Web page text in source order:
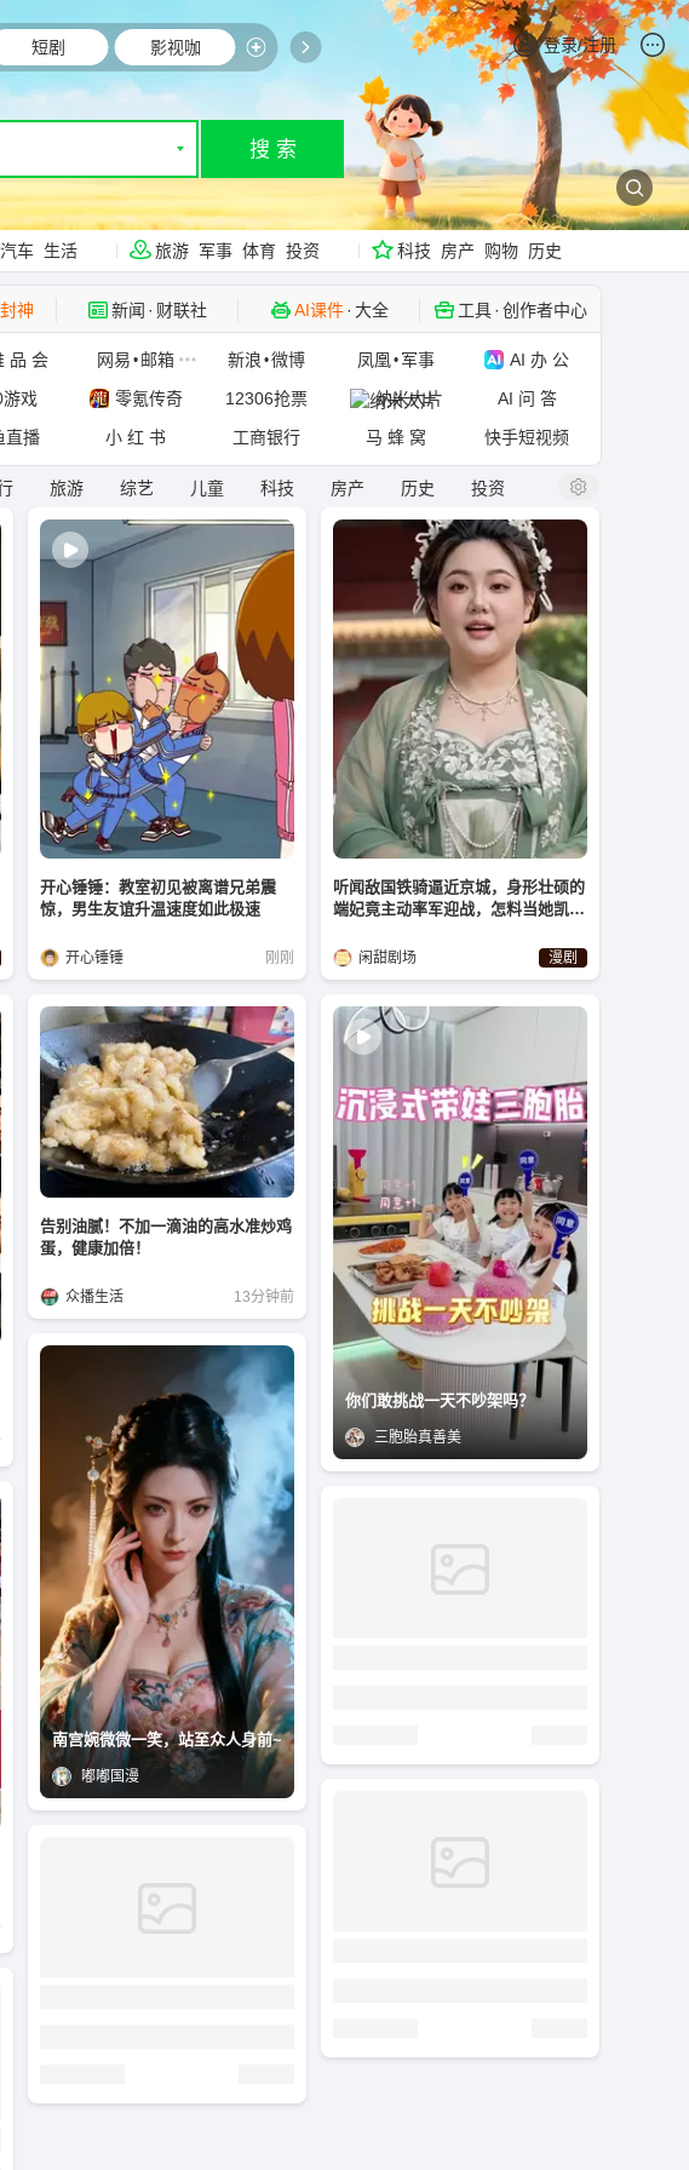
短剧 影视咖 小说 股票 热搜榜 AI
▼ 搜 索
登录/注册
汽车 生活 旅游 军事 体育 投资 科技 房产 购物 历史
神 新闻 · 财联社 AI课件 · 大全 工具· 创作者中心
社区· 豆瓣读书
品 会 网易 • 邮箱 新浪 •微博 凤凰• 军事
AI 办 公
戏 零氪传奇 12306抢票 纳米大片
AI 问 答
直播 小 红 书 工商银行 马 蜂 窝 快手短视频
旅游 综艺 儿童 科技 房产 历史
投资
开心锤锤：教室初见被离谱兄弟震
惊，男生友谊升温速度如此极速
开心锤锤 刚刚
听闻敌国铁骑逼近京城，身形壮硕的
端妃竟主动率军迎战，怎料当她凯旋
闲甜剧场 漫剧
告别油腻！不加一滴油的高水准炒鸡
蛋，健康加倍！
众播生活 13分钟前
你们敢挑战一天不吵架吗？
三胞胎真善美
南宫婉微微一笑，站至众人身前~
嘟嘟国漫